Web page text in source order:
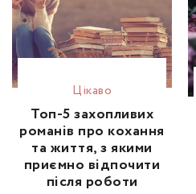
Цікаво
Топ-5 захопливих
романів про кохання
та життя, з якими
приємно відпочити
після роботи